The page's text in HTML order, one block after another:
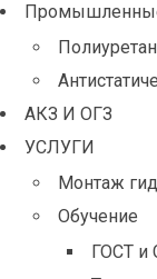
АКЗ И ОГЗ
УСЛУГИ
Монтаж
Обучение
ГОСТ